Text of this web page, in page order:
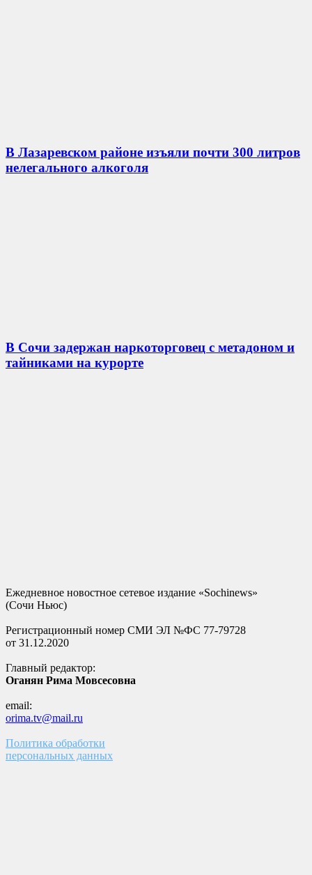
В Лазаревском районе изъяли почти 300 литров
нелегального алкоголя
В Сочи задержан наркоторговец с метадоном и
тайниками на курорте
Ежедневное новостное сетевое издание «Sochinews»
(Сочи Ньюс)
Регистрационный номер СМИ ЭЛ №ФС 77-79728
от 31.12.2020
Главный редактор:
Оганян Рима Мовсесовна
email:
orima.tv@mail.ru
Политика обработки
персональных данных